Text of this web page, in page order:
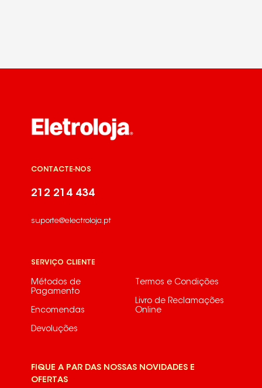
CONTACTE-NOS
212 214 434
suporte@electroloja.pt
SERVIÇO CLIENTE
Métodos de
Pagamento
Encomendas
Devoluções
Termos e Condições
Livro de Reclamações
Online
FIQUE A PAR DAS NOSSAS NOVIDADES E
OFERTAS